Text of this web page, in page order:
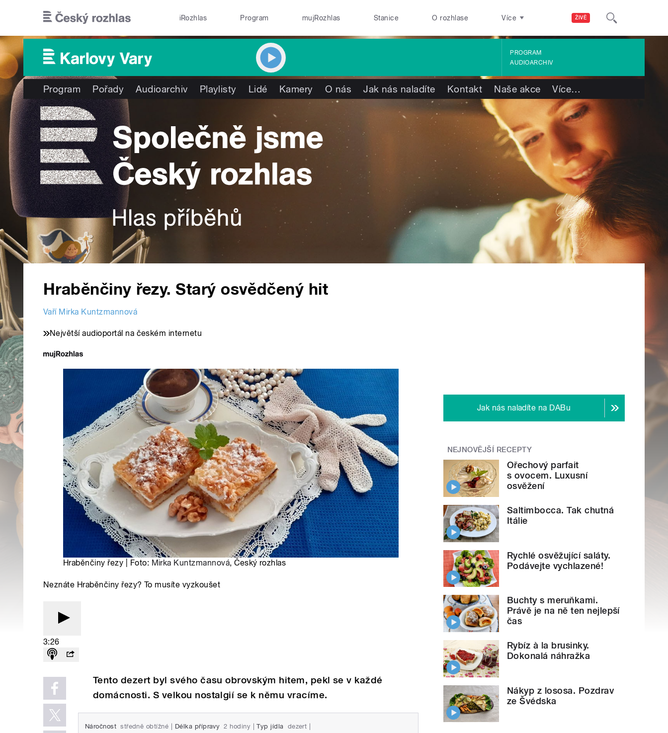
ŽIVĚ
iRozhlas Program mujRozhlas Stanice O rozhlase Více
PROGRAM
AUDIOARCHIV
Program Pořady Audioarchiv Playlisty Lidé Kamery O nás Jak nás naladíte Kontakt Naše akce Více…
Hraběnčiny řezy. Starý osvědčený hit
Vaří Mirka Kuntzmannová
Největší audioportál na českém internetu
Hraběnčiny řezy | Foto: Mirka Kuntzmannová, Český rozhlas
Neznáte Hraběnčiny řezy? To musíte vyzkoušet
3:26
Tento dezert byl svého času obrovským hitem, pekl se v každé
domácnosti. S velkou nostalgií se k němu vracíme.
Náročnost středně obtížné Délka přípravy 2 hodiny Typ jídla dezert
Jak nás naladíte na DABu
NEJNOVĚJŠÍ RECEPTY
Ořechový parfait
s ovocem. Luxusní
osvěžení
Saltimbocca. Tak chutná
Itálie
Rychlé osvěžující saláty.
Podávejte vychlazené!
Buchty s meruňkami.
Právě je na ně ten nejlepší
čas
Rybíz à la brusinky.
Dokonalá náhražka
Nákyp z lososa. Pozdrav
ze Švédska